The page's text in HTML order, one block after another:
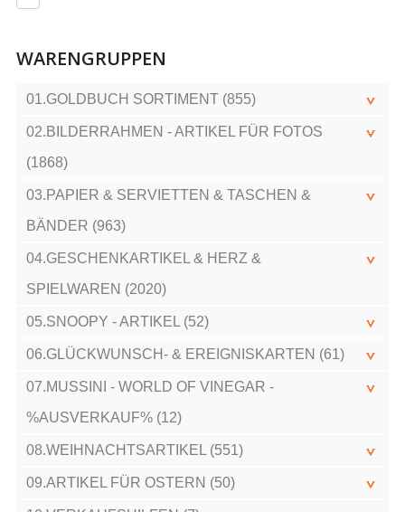
WARENGRUPPEN
01.GOLDBUCH SORTIMENT (855)
02.BILDERRAHMEN - ARTIKEL FÜR FOTOS
(1868)
03.PAPIER & SERVIETTEN & TASCHEN &
BÄNDER (963)
04.GESCHENKARTIKEL & HERZ &
SPIELWAREN (2020)
05.SNOOPY - ARTIKEL (52)
06.GLÜCKWUNSCH- & EREIGNISKARTEN (61)
07.MUSSINI - WORLD OF VINEGAR -
%AUSVERKAUF% (12)
08.WEIHNACHTSARTIKEL (551)
09.ARTIKEL FÜR OSTERN (50)